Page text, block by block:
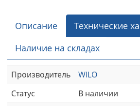
Описание
Технические
Наличие на складах
Производитель
WILO
Статус
В наличии